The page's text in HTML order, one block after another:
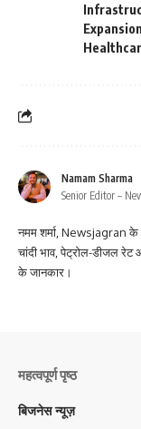
Expansion
Namam Sharma
Senior Editor –
नमम शर्मा, Newsjagran के
चांदी भाव, पेट्रोल-डीजल
के जानकार।
महत्वपूर्ण पृष्ठ
बिजनेस न्यूज़